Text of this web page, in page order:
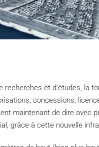
recherches et d’études, la
concessions,
maintenant de dire avec
grâce à cette nouvelle